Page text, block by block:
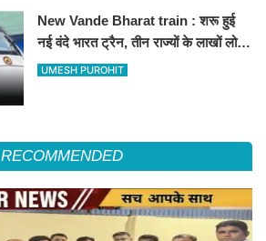
New Vande Bharat train : शरू हुई
नई वंदे भारत ट्रैन, तीन राज्यों के लाखों लोगों
का सफर होगा आसान, देखें पूरा रूटमैप
UMESH PUROHIT
RECOMMENDED